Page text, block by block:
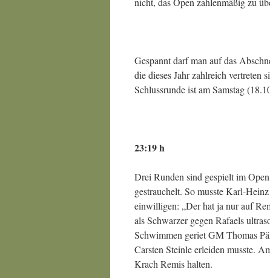
Gespannt darf man auf das
die dieses Jahr zahlreich
Schlussrunde ist am Samstag
23:19 h
Drei Runden sind gespielt im
gestrauchelt. So musste Karl-
einwilligen: „Der hat ja nur auf
als Schwarzer gegen Rafaels
Schwimmen geriet GM Thomas
Carsten Steinle erleiden musste.
Krach Remis halten.